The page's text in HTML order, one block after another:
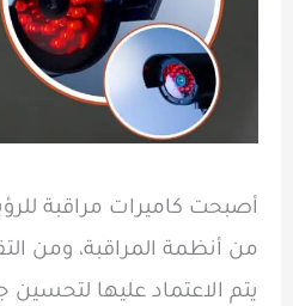
أصبحت كاميرات مراقبة
من أنظمة المراقبة، ومن
يتم الاعتماد عليها لتحسين